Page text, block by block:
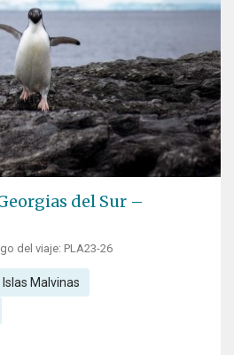
del Sur –
del viaje: PLA23-26
Islas Malvinas